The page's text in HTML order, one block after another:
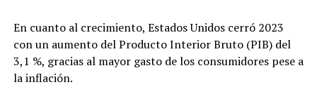
En cuanto al crecimiento, Estados Unidos cerró 2023
con un aumento del Producto Interior Bruto (PIB) del
3,1 %, gracias al mayor gasto de los consumidores pese a
la inflación.